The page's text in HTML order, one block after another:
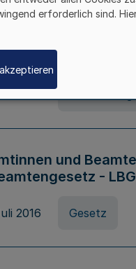
und
- LBG
2016 Gesetz
erforderlich sind.